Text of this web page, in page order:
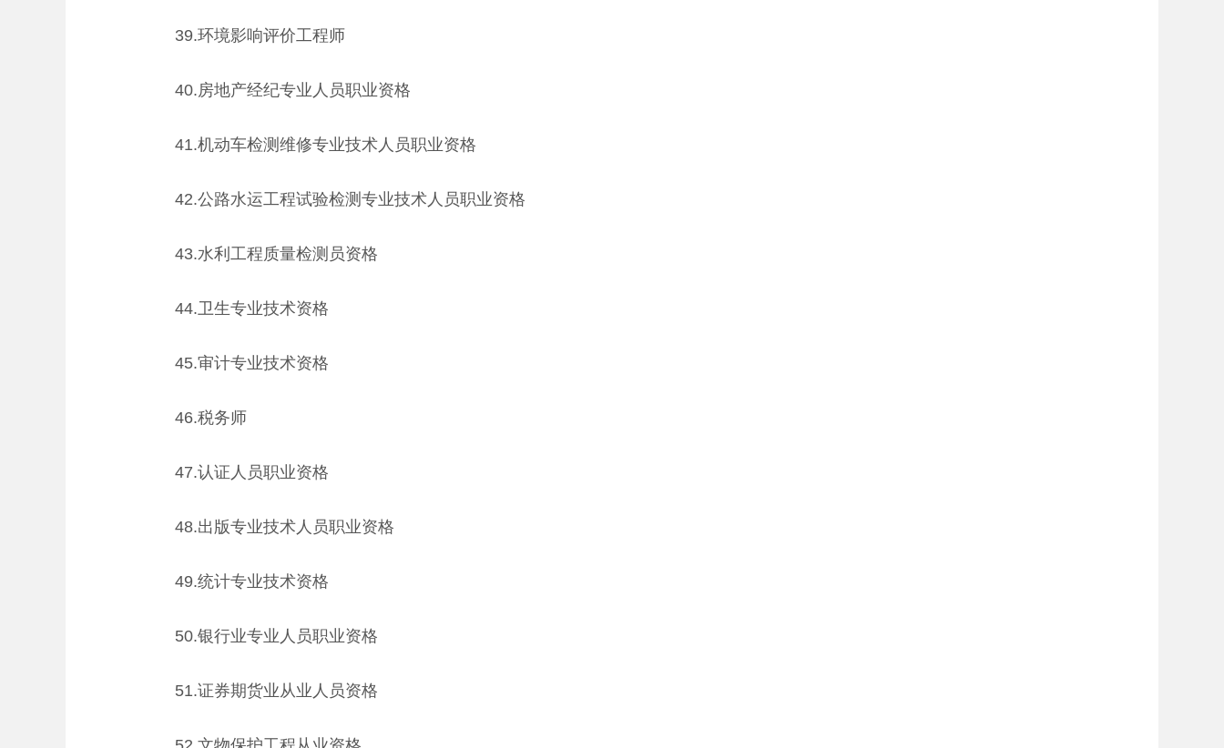
39.环境影响评价工程师
40.房地产经纪专业人员职业资格
41.机动车检测维修专业技术人员职业资格
42.公路水运工程试验检测专业技术人员职业资格
43.水利工程质量检测员资格
44.卫生专业技术资格
45.审计专业技术资格
46.税务师
47.认证人员职业资格
48.出版专业技术人员职业资格
49.统计专业技术资格
50.银行业专业人员职业资格
51.证券期货业从业人员资格